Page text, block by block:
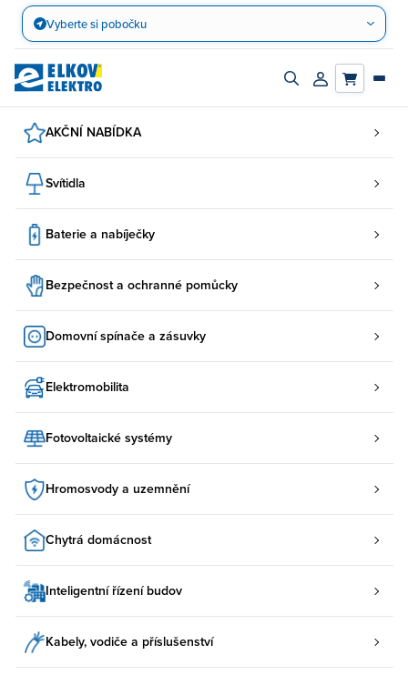
Přejít
obsah
Vyberte si pobočku
Zapnout/vypnout
Přihlásit/
AKČNÍ NABÍDKA
Svítidla
Baterie a nabíječky
Bezpečnost a ochranné pomůcky
Domovní spínače a zásuvky
Elektromobilita
Fotovoltaické systémy
Hromosvody a uzemnění
Chytrá domácnost
Inteligentní řízení budov
Kabely, vodiče a příslušenství